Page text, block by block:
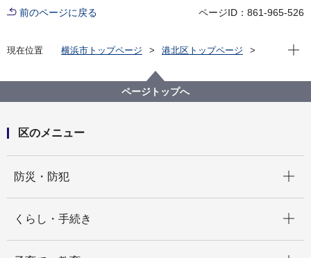
前のページに戻る ページID：861-965-526
現在位置 横浜市トップページ
港北区トップページ
人口・世帯に関するデータ
現在
ページトップへ
区のメニュー
防災・防犯
くらし・手続き